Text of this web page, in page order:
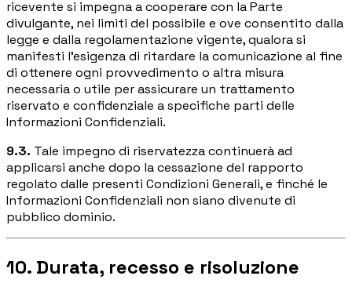
ricevente si impegna a cooperare con la Parte
divulgante, nei limiti del possibile e ove consentito dalla
legge e dalla regolamentazione vigente, qualora si
manifesti l'esigenza di ritardare la comunicazione al fine
di ottenere ogni provvedimento o altra misura
necessaria o utile per assicurare un trattamento
riservato e confidenziale a specifiche parti delle
Informazioni Confidenziali.
9.3. Tale impegno di riservatezza continuerà ad
applicarsi anche dopo la cessazione del rapporto
regolato dalle presenti Condizioni Generali, e finché le
Informazioni Confidenziali non siano divenute di
pubblico dominio.
10. Durata, recesso e risoluzione